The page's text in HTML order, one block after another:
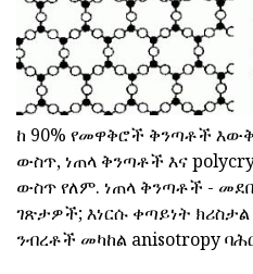
ከ 90% የመዋቅሮች ቅንጣቶች
ውስጥ, ነጠላ ቅንጣቶች እና
ውስጥ የለም. ነጠላ ቅንጣቶች -
ገጽታዎች; እነርሱ ቀጣይነት ክሪስታል
ንብረቶች መካከል anisotropy